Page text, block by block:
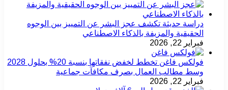
دراسة حديثة تكشف عجز البشر عن التمييز بين الوجوه
الحقيقية والمزيفة بالذكاء الاصطناعي
فبراير 22, 2026
فولكس فاغن تخطط لخفض نفقاتها بنسبة 20% بحلول 2028
وسط مطالب العمال بصرف مكافآت جماعية
فبراير 22, 2026